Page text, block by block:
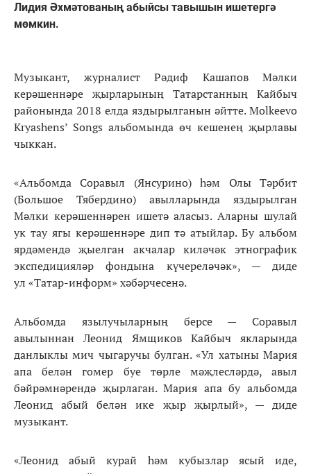
Лидия Әхмәтованың абыйсы тавышын ишетергә
мөмкин.
Музыкант, журналист Рәдиф Кашапов Мәлки
керәшеннәре җырларының Татарстанның Кайбыч
районында 2018 елда яздырылганын әйтте. Molkeevo
Kryashens’ Songs альбомында өч кешенең җырлавы
чыккан.
«Альбомда Соравыл (Янсурино) һәм Олы Тәрбит
(Большое Тябердино) авылларында яздырылган
Мәлки керәшеннәрен ишетә аласыз. Аларны шулай
ук тау ягы керәшеннәре дип тә атыйлар. Бу альбом
ярдәмендә җыелган акчалар киләчәк этнографик
экспедицияләр фондына күчереләчәк», — диде
ул «Татар-информ» хәбәрчесенә.
Альбомда язылучыларның берсе — Соравыл
авылыннан Леонид Ямщиков Кайбыч якларында
данлыклы мич чыгаручы булган. «Ул хатыны Мария
апа белән гомер буе төрле мәҗлесләрдә, авыл
бәйрәмнәрендә җырлаган. Мария апа бу альбомда
Леонид абый белән ике җыр җырлый», — диде
музыкант.
«Леонид абый курай һәм кубызлар ясый иде,